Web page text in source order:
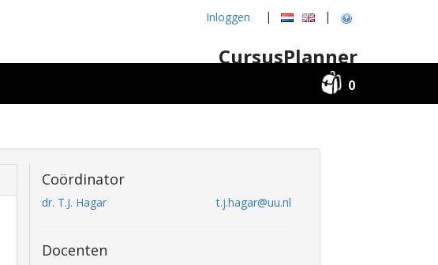
Inloggen | |
CursusPlanner
0
Coördinator
dr. T.J. Hagar t.j.hagar@uu.nl
Docenten